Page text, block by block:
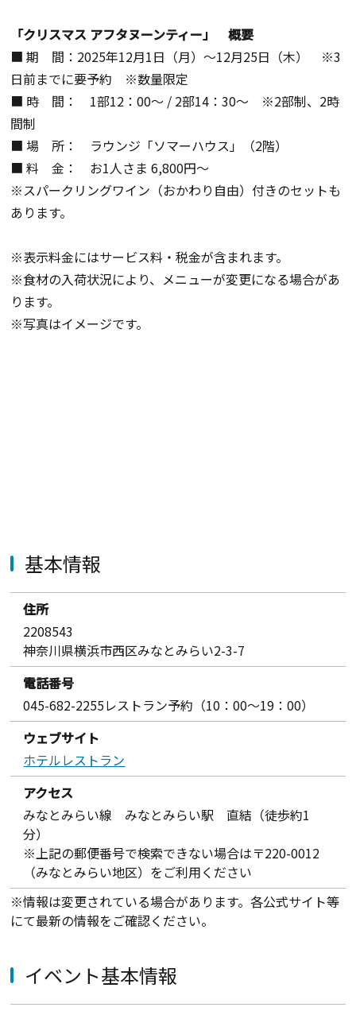
「クリスマス アフタヌーンティー」 概要
■ 期 間：2025年12月1日（月）～12月25日（木） ※3
日前までに要予約 ※数量限定
■ 時 間： 1部12：00～ / 2部14：30～ ※2部制、2時
間制
■ 場 所： ラウンジ「ソマーハウス」（2階）
■ 料 金： お1人さま 6,800円～
※スパークリングワイン（おかわり自由）付きのセットも
あります。
※表示料金にはサービス料・税金が含まれます。
※食材の入荷状況により、メニューが変更になる場合があ
ります。
※写真はイメージです。
基本情報
住所
2208543
神奈川県横浜市西区みなとみらい2-3-7
電話番号
045-682-2255レストラン予約（10：00～19：00）
ウェブサイト
ホテルレストラン
アクセス
みなとみらい線 みなとみらい駅 直結（徒歩約1
分）
※上記の郵便番号で検索できない場合は〒220-0012
（みなとみらい地区）をご利用ください
※情報は変更されている場合があります。各公式サイト等
にて最新の情報をご確認ください。
イベント基本情報